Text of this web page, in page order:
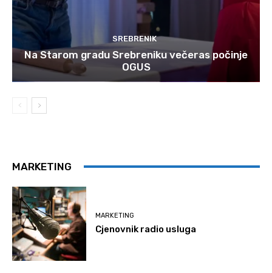
SREBRENIK
Na Starom gradu Srebreniku večeras počinje
OGUS
MARKETING
MARKETING
Cjenovnik radio usluga